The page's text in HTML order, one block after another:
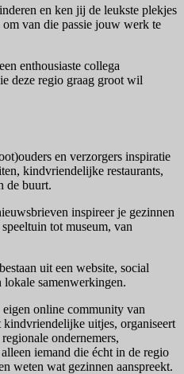
en ken jij de leukste plekjes
van die passie jouw werk te
enthousiaste collega
deze regio graag groot wil
en verzorgers inspiratie
kindvriendelijke restaurants,
de buurt.
inspireer je gezinnen
tot museum, van
uit een website, social
samenwerkingen.
online community van
kindvriendelijke uitjes, organiseert
ondernemers,
iemand die écht in de regio
weten wat gezinnen aanspreekt.